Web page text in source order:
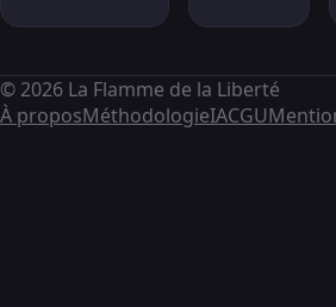
© 2026 La Flamme de la Liberté
À proposMéthodologieIACGU